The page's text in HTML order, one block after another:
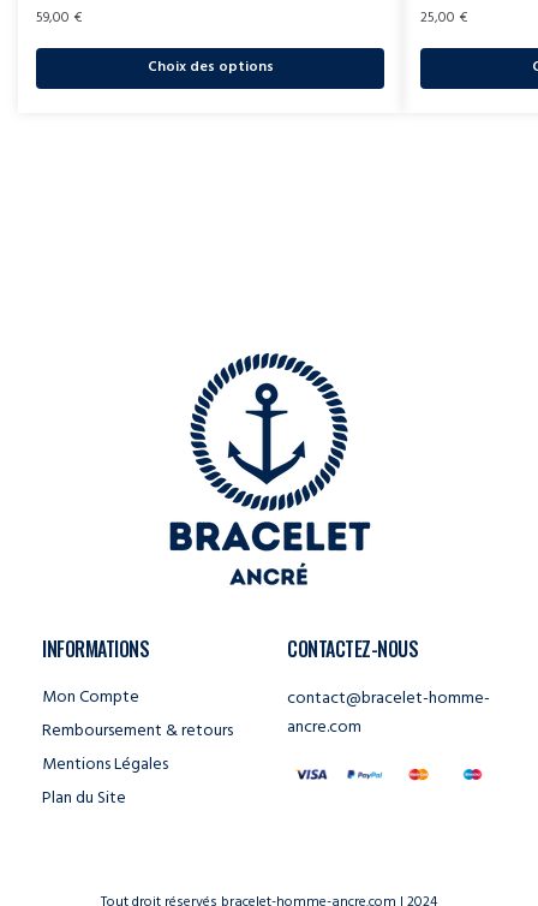
59,00 €
Choix des options
25,00 €
INFORMATIONS
Mon Compte
Remboursement & retours
Mentions Légales
Plan du Site
CONTACTEZ-NOUS
contact@bracelet-homme-
ancre.com